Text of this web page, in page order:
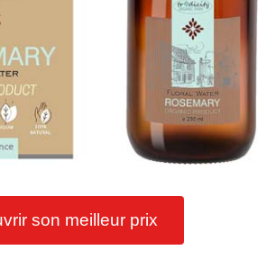
son meilleur prix